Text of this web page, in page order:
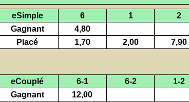
eSimple 6 1
2
Gagnant
4,80
Placé
1,70 2,00 7,90
eCouplé 6-1 6-2
1-2
Gagnant
12,00